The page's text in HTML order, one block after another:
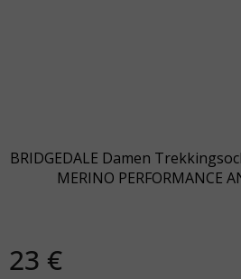
BRIDGEDALE Damen
MERINO PERFORMANCE
23 €